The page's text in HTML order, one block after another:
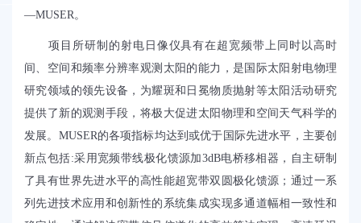
—MUSER。
项目所研制的射电日像仪具有在超宽频带上同时以高时
间、空间和频率分辨率观测太阳的能力，是国际太阳射电物理
研究领域的领先设备，为耀斑和日冕物质抛射等太阳活动研究
提供了新的观测手段，将极大促进太阳物理和空间天气科学的
发展。MUSER的各项指标均达到或优于国际先进水平，主要创
新点包括:采用宽频带线极化馈源加3dB电桥移相器，自主研制
了具有世界先进水平的高性能超宽带双圆极化馈源；通过一系
列先进技术应用和创新性的系统集成实现多通道幅相一致性和